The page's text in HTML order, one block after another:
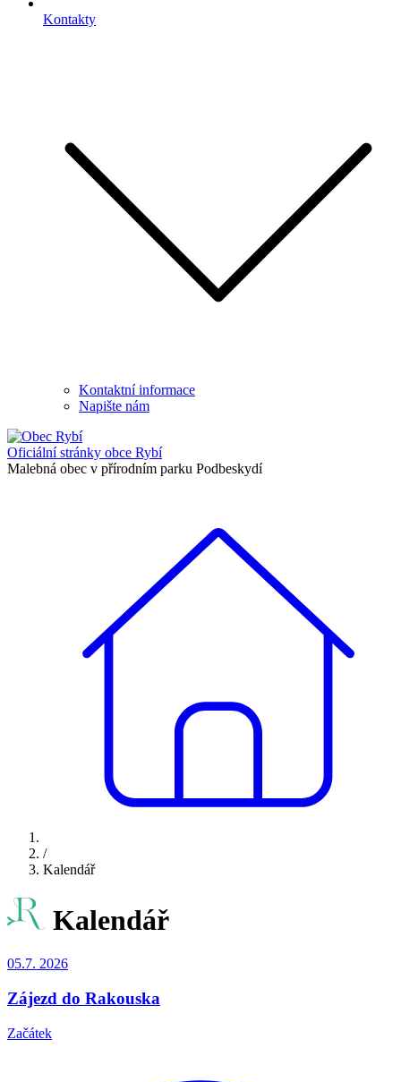
Kontakty
Kontaktní informace
Napište nám
Oficiální stránky obce Rybí
Malebná obec v přírodním parku Podbeskydí
/
Kalendář
Kalendář
05.7. 2026
Zájezd do Rakouska
Začátek